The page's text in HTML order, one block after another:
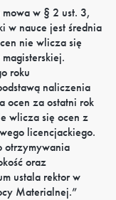
w § 2 ust. 3,
w nauce jest średnia
nie wlicza się
roku
naliczenia
ocen za ostatni rok
wlicza się ocen z
licencjackiego.
otrzymywania
oraz
ustala rektor w
Materialnej.”